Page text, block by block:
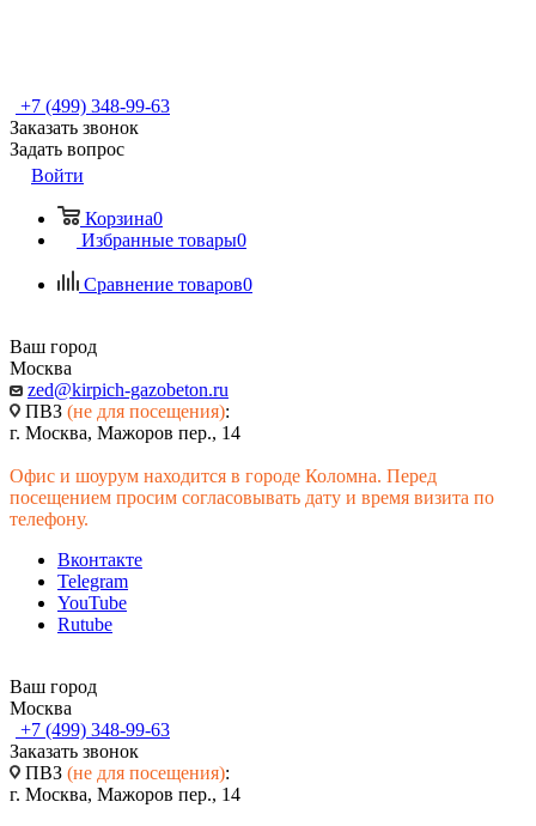
+7 (499) 348-99-63
Заказать звонок
Задать вопрос
Войти
Корзина0
Избранные товары0
Сравнение товаров0
Ваш город
Москва
zed@kirpich-gazobeton.ru
ПВЗ (не для посещения):
г. Москва, Мажоров пер., 14
Офис и шоурум находится в городе Коломна. Перед
посещением просим согласовывать дату и время визита по
телефону.
Вконтакте
Telegram
YouTube
Rutube
Ваш город
Москва
+7 (499) 348-99-63
Заказать звонок
ПВЗ (не для посещения):
г. Москва, Мажоров пер., 14